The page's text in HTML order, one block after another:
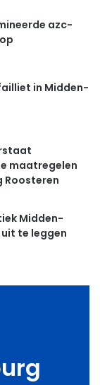
azc-
in Midden-
maatregelen
Roosteren
Midden-
te leggen